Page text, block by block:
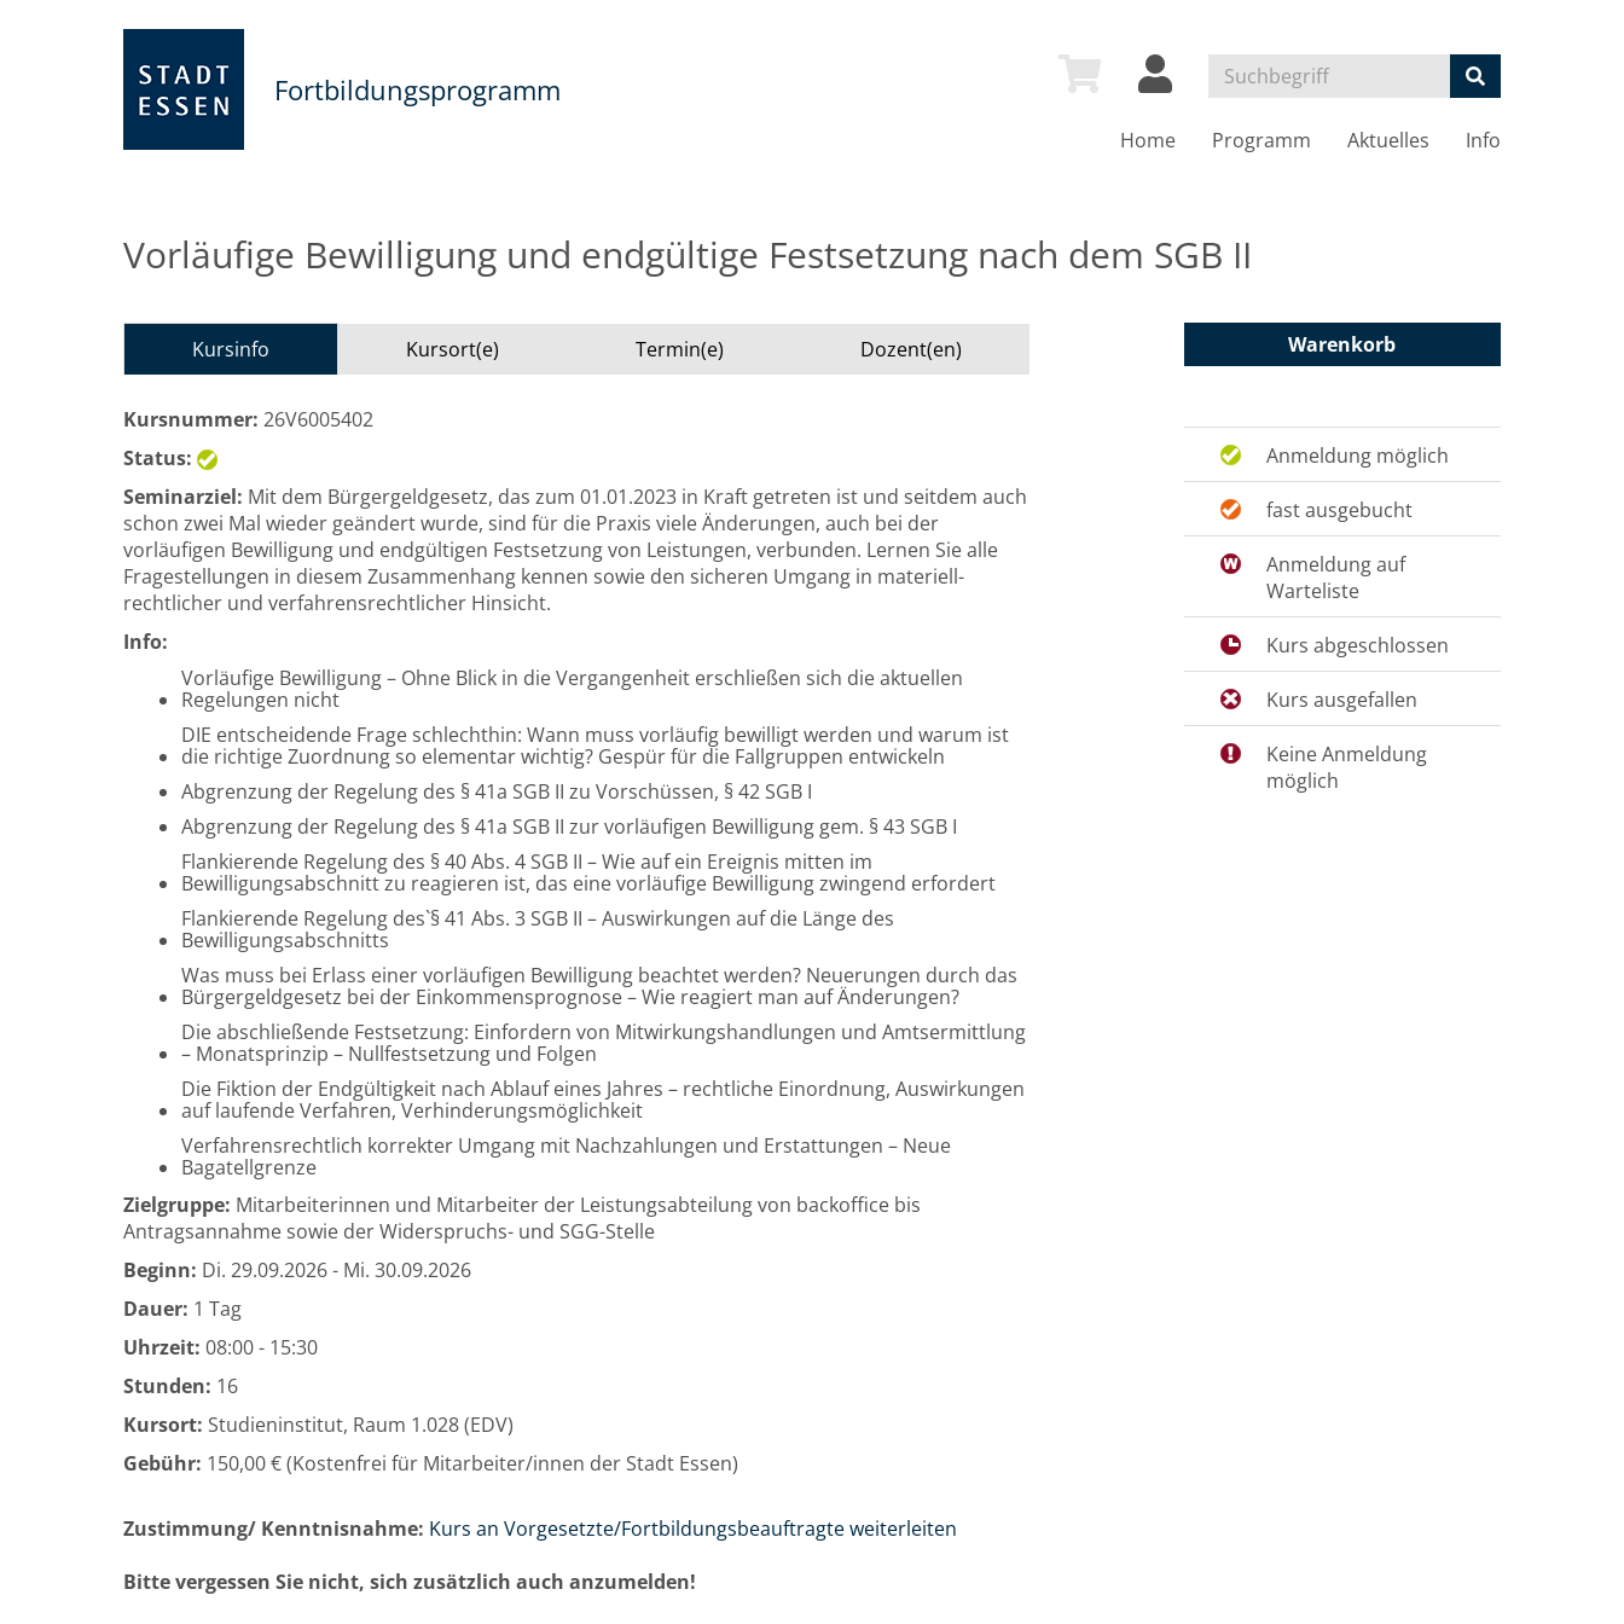
Fortbildungsprogramm
Home Programm Aktuelles Info
Vorläufige Bewilligung und endgültige Festsetzung nach dem SGB II
Kursinfo Kursort(e) Termin(e) Dozent(en)
Kursnummer: 26V6005402
Status:
Seminarziel: Mit dem Bürgergeldgesetz, das zum 01.01.2023 in Kraft getreten ist und seitdem auch
schon zwei Mal wieder geändert wurde, sind für die Praxis viele Änderungen, auch bei der
vorläufigen Bewilligung und endgültigen Festsetzung von Leistungen, verbunden. Lernen Sie alle
Fragestellungen in diesem Zusammenhang kennen sowie den sicheren Umgang in materiell-
rechtlicher und verfahrensrechtlicher Hinsicht.
Info:
Vorläufige Bewilligung – Ohne Blick in die Vergangenheit erschließen sich die aktuellen
Regelungen nicht
DIE entscheidende Frage schlechthin: Wann muss vorläufig bewilligt werden und warum ist
die richtige Zuordnung so elementar wichtig? Gespür für die Fallgruppen entwickeln
Abgrenzung der Regelung des § 41a SGB II zu Vorschüssen, § 42 SGB I
Abgrenzung der Regelung des § 41a SGB II zur vorläufigen Bewilligung gem. § 43 SGB I
Flankierende Regelung des § 40 Abs. 4 SGB II – Wie auf ein Ereignis mitten im
Bewilligungsabschnitt zu reagieren ist, das eine vorläufige Bewilligung zwingend erfordert
Flankierende Regelung des`§ 41 Abs. 3 SGB II – Auswirkungen auf die Länge des
Bewilligungsabschnitts
Was muss bei Erlass einer vorläufigen Bewilligung beachtet werden? Neuerungen durch das
Bürgergeldgesetz bei der Einkommensprognose – Wie reagiert man auf Änderungen?
Die abschließende Festsetzung: Einfordern von Mitwirkungshandlungen und Amtsermittlung
– Monatsprinzip – Nullfestsetzung und Folgen
Die Fiktion der Endgültigkeit nach Ablauf eines Jahres – rechtliche Einordnung, Auswirkungen
auf laufende Verfahren, Verhinderungsmöglichkeit
Verfahrensrechtlich korrekter Umgang mit Nachzahlungen und Erstattungen – Neue
Bagatellgrenze
Zielgruppe: Mitarbeiterinnen und Mitarbeiter der Leistungsabteilung von backoffice bis
Antragsannahme sowie der Widerspruchs- und SGG-Stelle
Beginn: Di. 29.09.2026 - Mi. 30.09.2026
Dauer: 1 Tag
Uhrzeit: 08:00 - 15:30
Stunden: 16
Kursort: Studieninstitut, Raum 1.028 (EDV)
Gebühr: 150,00 € (Kostenfrei für Mitarbeiter/innen der Stadt Essen)
Zustimmung/ Kenntnisnahme: Kurs an Vorgesetzte/Fortbildungsbeauftragte weiterleiten
Bitte vergessen Sie nicht, sich zusätzlich auch anzumelden!
Warenkorb
Anmeldung möglich
fast ausgebucht
Anmeldung auf
Warteliste
Kurs abgeschlossen
Kurs ausgefallen
Keine Anmeldung
möglich